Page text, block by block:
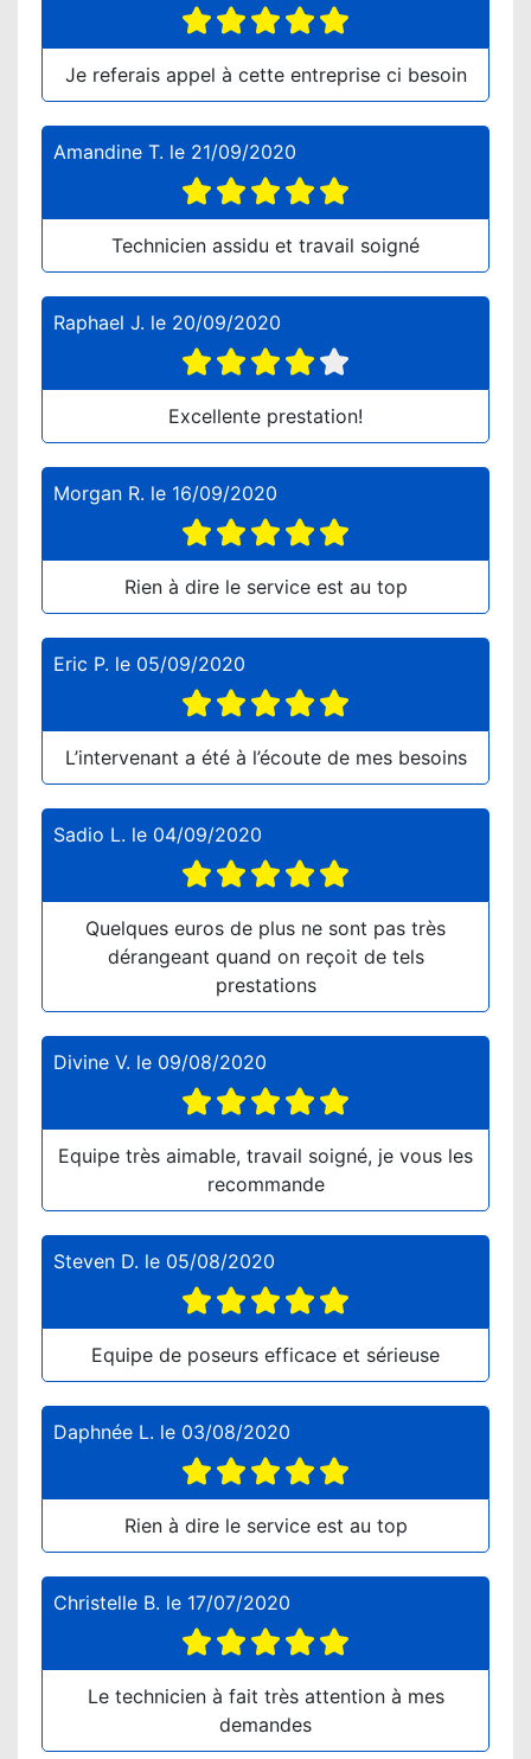
Je referais appel à cette entreprise ci besoin
Amandine T. le 21/09/2020
Technicien assidu et travail soigné
Raphael J. le 20/09/2020
Excellente prestation!
Morgan R. le 16/09/2020
Rien à dire le service est au top
Eric P. le 05/09/2020
L’intervenant a été à l’écoute de mes besoins
Sadio L. le 04/09/2020
Quelques euros de plus ne sont pas très
dérangeant quand on reçoit de tels
prestations
Divine V. le 09/08/2020
Equipe très aimable, travail soigné, je vous les
recommande
Steven D. le 05/08/2020
Equipe de poseurs efficace et sérieuse
Daphnée L. le 03/08/2020
Rien à dire le service est au top
Christelle B. le 17/07/2020
Le technicien à fait très attention à mes
demandes